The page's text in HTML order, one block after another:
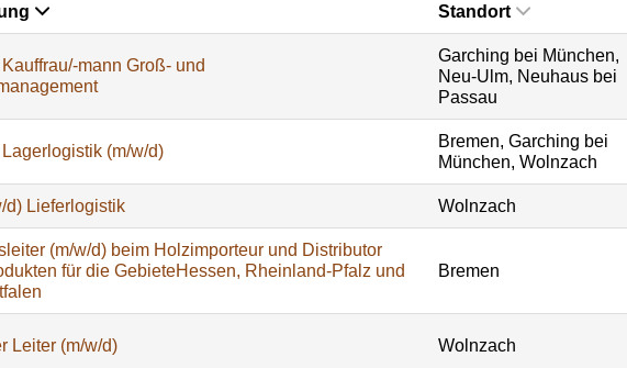
Standort
mann Groß- und
Garching bei München,
Neu-Ulm, Neuhaus bei
Passau
(m/w/d)
Bremen, Garching bei
München, Wolnzach
d) Lieferlogistik Wolnzach
(m/w/d) beim Holzimporteur und Distributor
für die GebieteHessen, Rheinland-Pfalz und
Bremen
Leiter (m/w/d) Wolnzach